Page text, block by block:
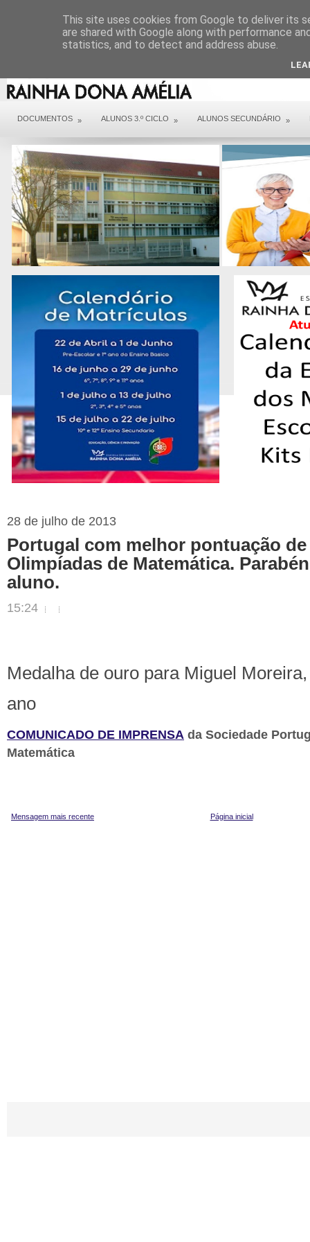
DOCUMENTOS » ALUNOS 3.º CICLO » ALUNOS SECUNDÁRIO »
28 de julho de 2013
Portugal com melhor pontuação
Olimpíadas de Matemática.
aluno.
15:24
Medalha de ouro para Miguel Moreira,
ano
COMUNICADO DE IMPRENSA da Sociedade
Matemática
Mensagem mais recente Página inicial
This site uses cookies from Google to deliver its
are shared with Google along with performance
statistics, and to detect and address abuse.